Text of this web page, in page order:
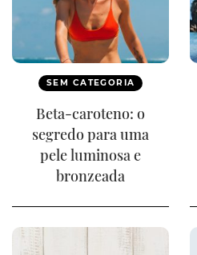
SEM CATEGORIA
Beta-caroteno: o
segredo para uma
pele luminosa e
bronzeada